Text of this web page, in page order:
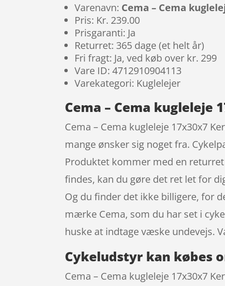
Varenavn: Cema – Cema
Pris: Kr. 239.00
Prisgaranti: Ja
Returret: 365 dage (et helt år)
Fri fragt: Ja, ved køb over kr. 299
Vare ID: 4712910904113
Varekategori: Kuglelejer
Cema – Cema kugleleje
Cema – Cema kugleleje 17x30x7
mange ønsker sig noget fra.
Produktet kommer med en
findes, kan du gøre det ret let for
Og du finder det ikke billigere, for
mærke Cema, som du har set i
huske at indtage væske undevejs.
Cykeludstyr kan købes
Cema – Cema kugleleje 17x30x7